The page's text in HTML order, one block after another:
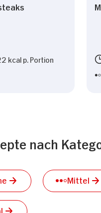
kcal p. Portion
nach
Mittel